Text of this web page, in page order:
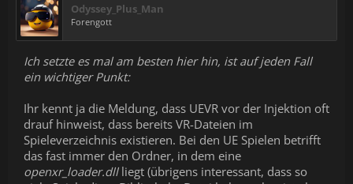
Odyssey_Plus_Man
Forengott
Ich setzte es mal am besten hier hin, ist auf jeden Fall
ein wichtiger Punkt:
Ihr kennt ja die Meldung, dass UEVR vor der Injektion oft
drauf hinweist, dass bereits VR-Dateien im
Spieleverzeichnis existieren. Bei den UE Spielen betrifft
das fast immer den Ordner, in dem eine
openxr_loader.dllliegt (übrigens interessant, dass so